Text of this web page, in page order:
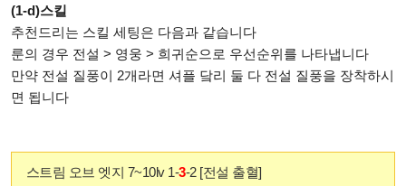
(1-d)스킬
추천드리는 스킬 세팅은 다음과 같습니다
룬의 경우 전설 > 영웅 > 희귀순으로 우선순위를 나타냅니다
만약 전설 질풍이 2개라면 셔플 닼리 둘 다 전설 질풍을 장착하시
면 됩니다
스트림 오브 엣지 7~10lv 1-3-2 [전설 출혈]